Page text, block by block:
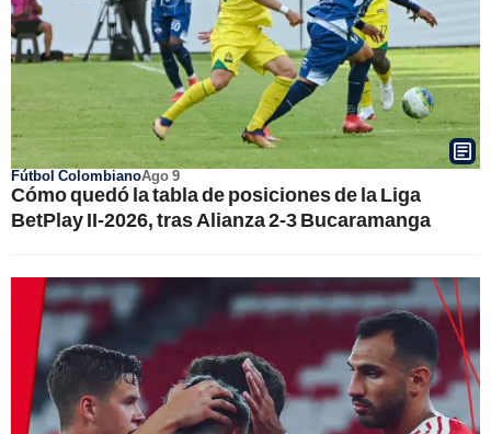
Fútbol ColombianoAgo 9
Cómo quedó la tabla de posiciones de la Liga
BetPlay II-2026, tras Alianza 2-3 Bucaramanga